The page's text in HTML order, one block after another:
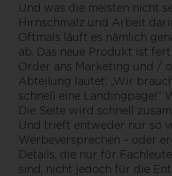
Und was die meisten nicht
Hirnschmalz und Arbeit
Oftmals läuft es nämlich
ab. Das neue Produkt ist
Order ans Marketing und /
Abteilung lautet: „Wir
schnell eine Landingpage!“
Die Seite wird schnell
Und trieft entweder nur so
Werbeversprechen – oder
Details, die nur für
sind, nicht jedoch für die